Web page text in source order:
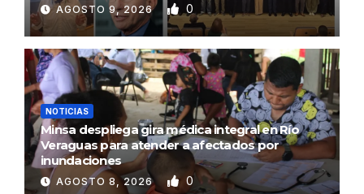
AGOSTO 9, 2026 0
NOTICIAS
Minsa despliega gira médica integral en Río
Veraguas para atender a afectados por
inundaciones
AGOSTO 8, 2026 0